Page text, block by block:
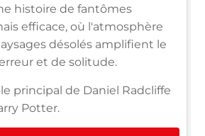
histoire de fantômes
efficace, où l'atmosphère
désolés amplifient le
et de solitude.
principal de Daniel Radcliffe
Potter.